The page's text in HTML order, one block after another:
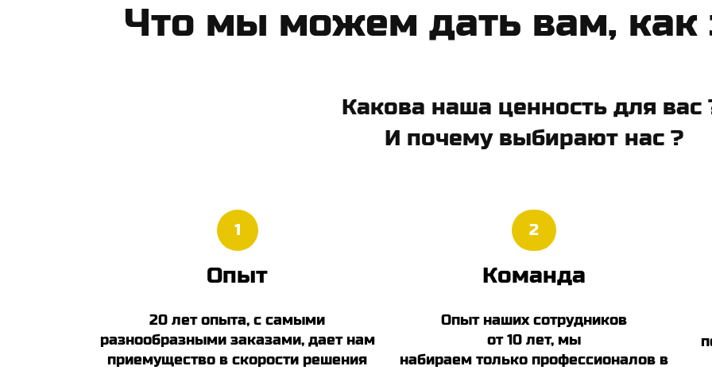
​Что мы можем дать вам, как
Какова наша ценность для вас
И почему выбирают нас ?
1
Опыт
20 лет опыта, с самыми
разнообразными заказами, дает нам
приемущество в скорости решения
2
Команда
Опыт наших сотрудников
от 10 лет, мы
набираем только профессионалов в